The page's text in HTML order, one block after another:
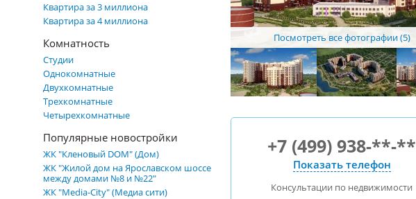
Квартира за 3 миллиона
Квартира за 4 миллиона
Комнатность
Студии
Однокомнатные
Двухкомнатные
Трехкомнатные
Четырехкомнатные
Популярные новостройки
ЖК "Кленовый DOM" (Дом)
ЖК "Жилой дом на Ярославском шоссе
между домами №8 и №22"
ЖК "Media-City" (Медиа сити)
Посмотреть все фотографии (5)
+7 (499) 938-**-**
Показать телефон
Консультации по недвижимости